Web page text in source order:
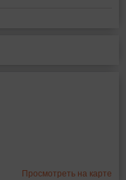
Просмотреть на карте